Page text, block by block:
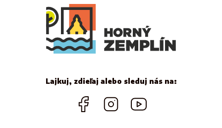
Lajkuj, zdieľaj alebo sleduj nás na: